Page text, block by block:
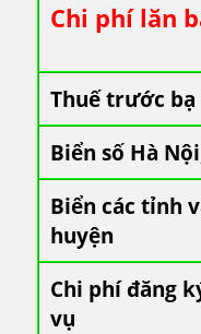
Chi phí lăn
Thuế trước bạ
Biển số Hà
Biển các tỉnh
huyện
Chi phí đăng
vụ